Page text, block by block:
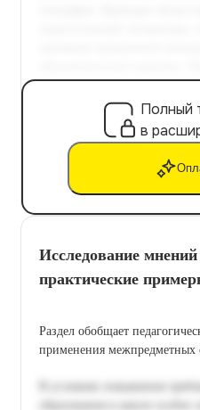
Полный
в
Исследование мнений
практические
Раздел обобщает
применения межпредметных